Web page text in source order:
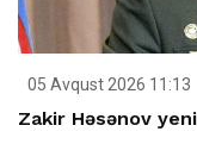
05 Avqust 2026 11:13
Zakir Həsənov